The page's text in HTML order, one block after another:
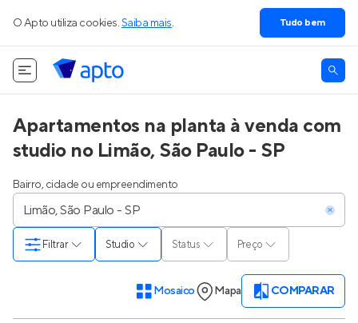
O Apto utiliza cookies. Saiba mais. Tudo bem
Apartamentos na planta à venda com
studio no Limão, São Paulo - SP
Bairro, cidade ou empreendimento
Studio Status Preço
Filtrar
Mosaico Mapa COMPARAR